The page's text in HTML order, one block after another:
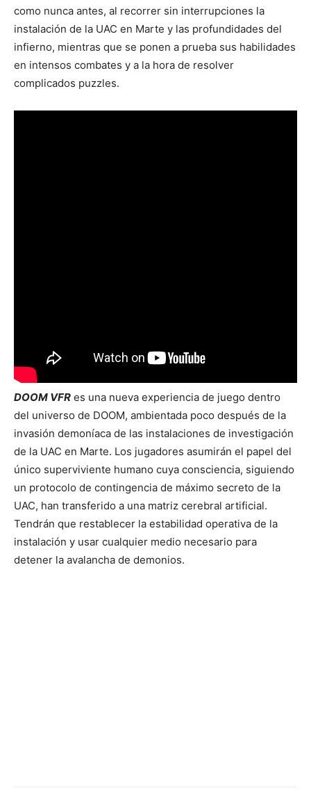
como nunca antes, al recorrer sin interrupciones la
instalación de la UAC en Marte y las profundidades del
infierno, mientras que se ponen a prueba sus habilidades
en intensos combates y a la hora de resolver
complicados puzzles.
DOOM VFR es una nueva experiencia de juego dentro
del universo de DOOM, ambientada poco después de la
invasión demoníaca de las instalaciones de investigación
de la UAC en Marte. Los jugadores asumirán el papel del
único superviviente humano cuya consciencia, siguiendo
un protocolo de contingencia de máximo secreto de la
UAC, han transferido a una matriz cerebral artificial.
Tendrán que restablecer la estabilidad operativa de la
instalación y usar cualquier medio necesario para
detener la avalancha de demonios.